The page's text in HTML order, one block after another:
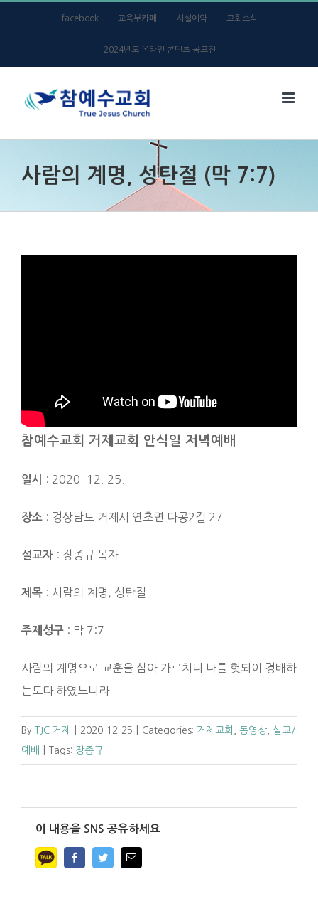
facebook 교육부카페 시설예약 교회소식
2024년도 온라인 콘텐츠 공모전
사람의 계명, 성탄절 (막 7:7)
참예수교회 거제교회 안식일 저녁예배
일시 : 2020. 12. 25.
장소 : 경상남도 거제시 연초면 다공2길 27
설교자 : 장종규 목자
제목 : 사람의 계명, 성탄절
주제성구 : 막 7:7
사람의 계명으로 교훈을 삼아 가르치니 나를 헛되이 경배하
는도다 하였느니라
By TJC 거제 2020-12-25 Categories: 거제교회 동영상
설교/
예배
Tags: 장종규
이 내용을 SNS 공유하세요
FacebookTwitterEmail